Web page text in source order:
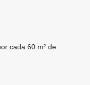
cada 60 m² de